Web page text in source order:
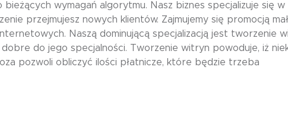
wymagań algorytmu. Nasz biznes specjalizuje się w
przejmujesz nowych klientów. Zajmujemy się promocją
Naszą dominującą specjalizacją jest tworzenie
do jego specjalności. Tworzenie witryn powoduje, iż
pozwoli obliczyć ilości płatnicze, które będzie trzeba